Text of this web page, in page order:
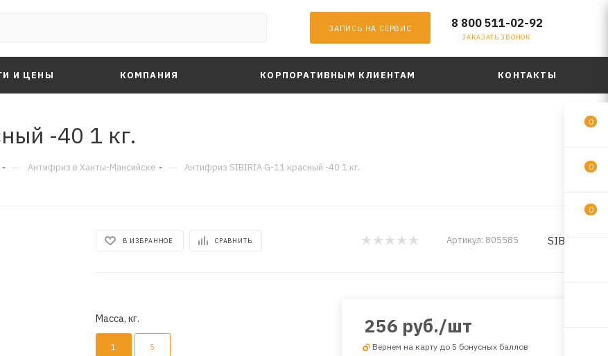
ЗАПИСЬ НА СЕРВИС 8 800 511-02-92
ЗАКАЗАТЬ ЗВОНОК
И ЦЕНЫ КОМПАНИЯ КОРПОРАТИВНЫМ КЛИЕНТАМ КОНТАКТЫ
-40 1 кг.
— Антифриз в Ханты-Мансийске — Антифриз SIBIRIA G-11 красный -40 1 кг.
В ИЗБРАННОЕ СРАВНИТЬ Артикул: 805585 SIBIRIA
Масса, кг.
1 5
256 руб./шт
Вернем на карту до 5 бонусных баллов
0
0
0